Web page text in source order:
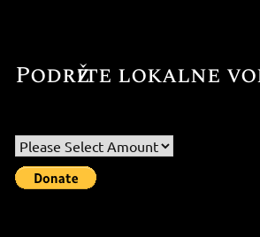
Podržite lokalne